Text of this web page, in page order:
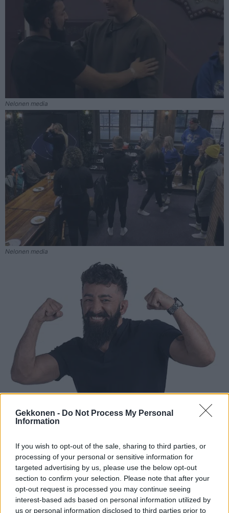
Gekkonen - Do Not Process My Personal
Information
If you wish to opt-out of the sale, sharing to third parties, or
processing of your personal or sensitive information for
targeted advertising by us, please use the below opt-out
section to confirm your selection. Please note that after your
opt-out request is processed you may continue seeing
interest-based ads based on personal information utilized by
us or personal information disclosed to third parties prior to
Nelonen media
Nelonen media